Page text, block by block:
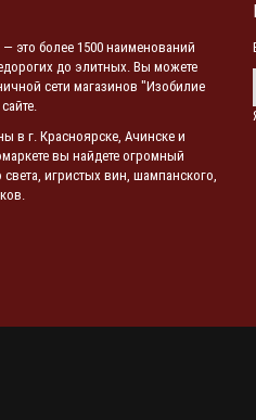
это более 1500 наименований
до элитных. Вы можете
сети магазинов "Изобилие
в г. Красноярске, Ачинске и
вы найдете огромный
игристых вин, шампанского,